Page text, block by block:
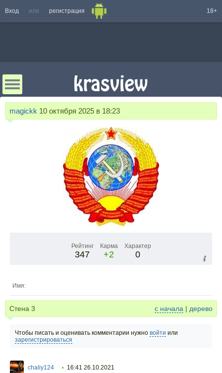
Вход или регистрация 18+
magickk 10 октября 2025 в 18:23
Рейтинг
347
Карма
+2
Характер
0
Имя:
Стена 3 с начала | дерево
Чтобы писать и оценивать комментарии нужно войти или
зарегистрироваться
chaliy124 • 16:41 26.10.2021